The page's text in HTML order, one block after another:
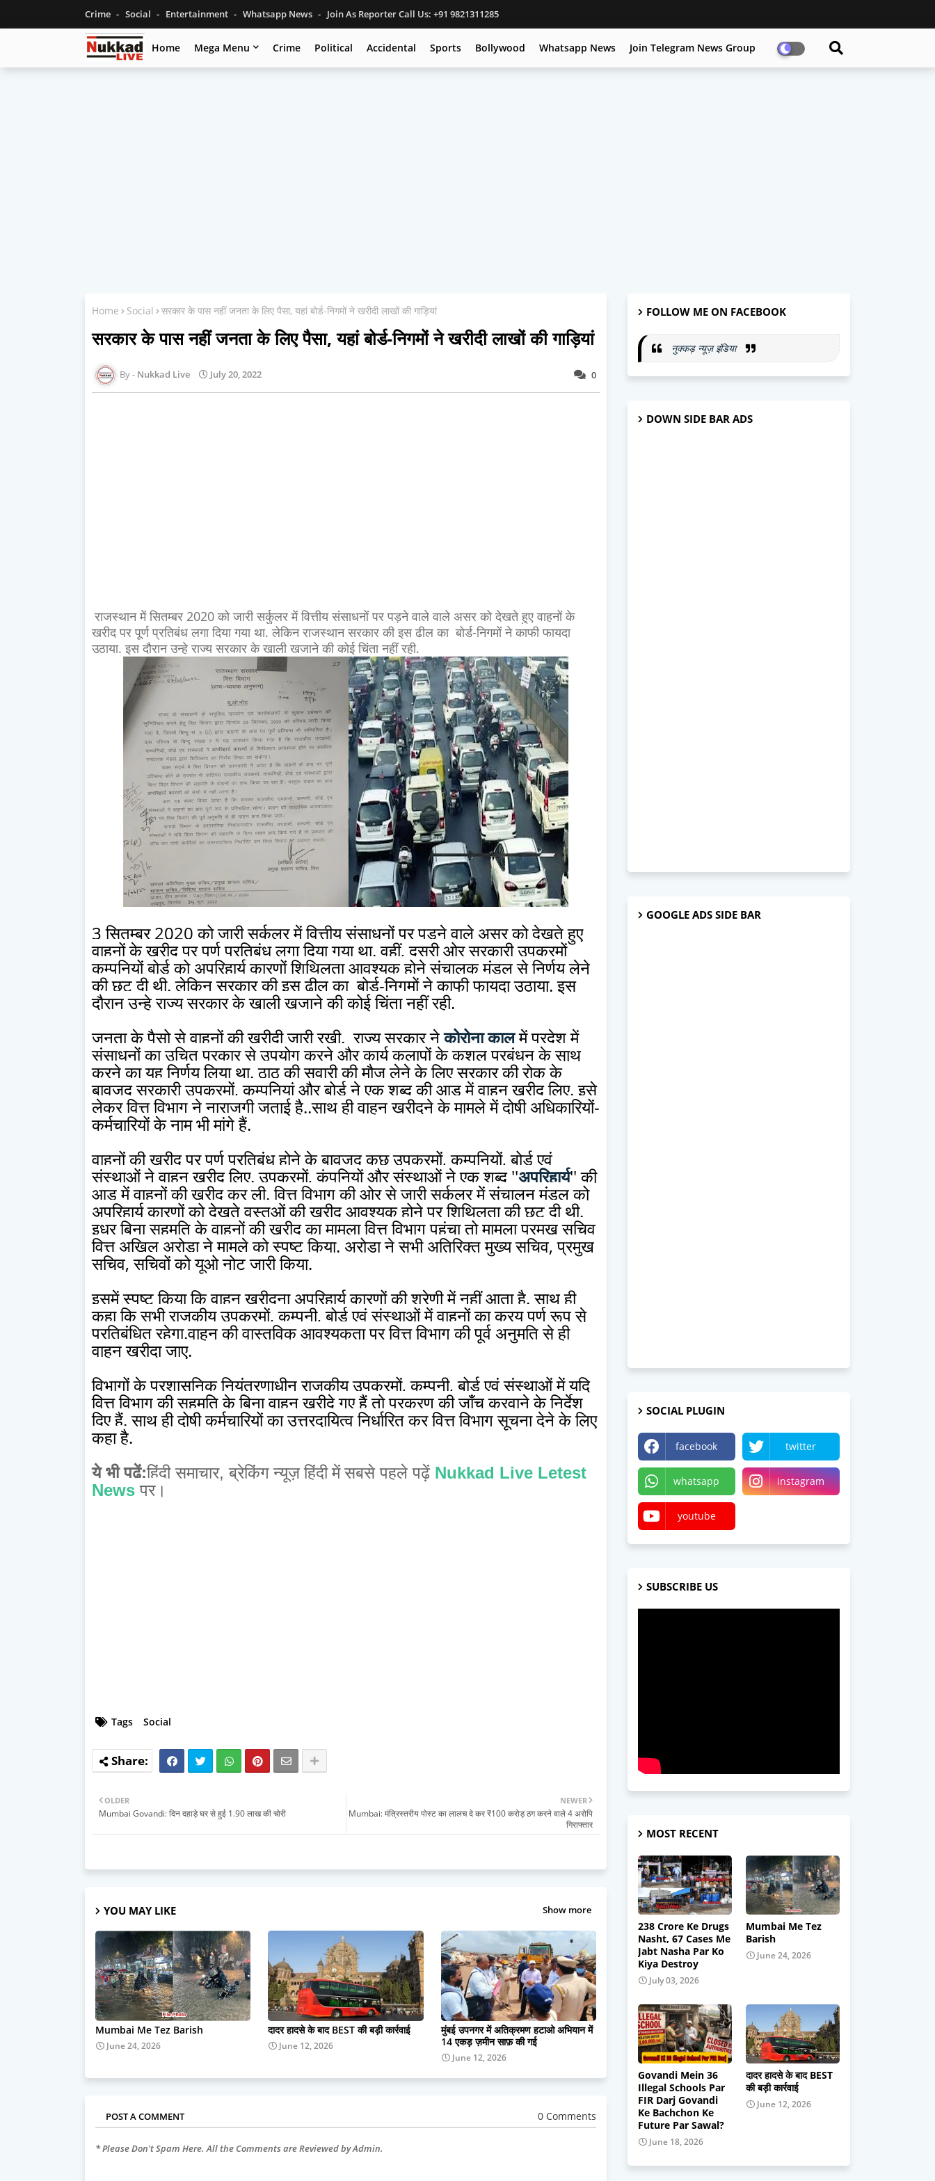
Crime Social Entertainment Whatsapp News Join As Reporter Call Us: +91 9821311285
Home Mega Menu Crime Political Accidental Sports Bollywood Whatsapp News Join Telegram News Group
Home Social सरकार के पास नहीं जनता के लिए पैसा, यहां बोर्ड-निगमों ने खरीदी लाखों की गाड़ियां
सरकार के पास नहीं जनता के लिए पैसा, यहां बोर्ड-निगमों ने खरीदी लाखों की गाड़ियां
0
Nukkad Live July 20, 2022
राजस्थान में सितम्बर 2020 को जारी सर्कुलर में वित्तीय संसाधनों पर पड़ने वाले वाले असर को देखते हुए वाहनों के
खरीद पर पूर्ण प्रतिबंध लगा दिया गया था. लेकिन राजस्थान सरकार की इस ढील का बोर्ड-निगमों ने काफी फायदा
उठाया. इस दौरान उन्हे राज्य सरकार के खाली खजाने की कोई चिंता नहीं रही.
3 सितम्बर 2020 को जारी सर्कुलर में वित्तीय संसाधनों पर पड़ने वाले असर को देखते हुए
वाहनों के खरीद पर पूर्ण प्रतिबंध लगा दिया गया था. वहीं, दूसरी ओर सरकारी उपक्रमों
कम्पनियों बोर्ड को अपरिहार्य कारणों शिथिलता आवश्यक होने संचालक मंडल से निर्णय लेने
की छूट दी थी. लेकिन सरकार की इस ढील का बोर्ड-निगमों ने काफी फायदा उठाया. इस
दौरान उन्हे राज्य सरकार के खाली खजाने की कोई चिंता नहीं रही.
जनता के पैसो से वाहनों की खरीदी जारी रखी. राज्य सरकार नेकोरोना कालमें प्रदेश में
संसाधनों का उचित प्रकार से उपयोग करने और कार्य कलापों के कुशल प्रबंधन के साथ
करने का यह निर्णय लिया था. ठाठ की सवारी की मौज लेने के लिए सरकार की रोक के
बावजूद सरकारी उपक्रमों, कम्पनियां और बोर्ड ने एक शब्द की आड़ में वाहन खरीद लिए. इसे
लेकर वित्त विभाग ने नाराजगी जताई है..साथ ही वाहन खरीदने के मामले में दोषी अधिकारियों-
कर्मचारियों के नाम भी मांगे हैं.
वाहनों की खरीद पर पूर्ण प्रतिबंध होने के बावजूद कुछ उपक्रमों, कम्पनियों, बोर्ड एवं
संस्थाओं ने वाहन खरीद लिए. उपक्रमों, कंपनियों और संस्थाओं ने एक शब्द ''अपरिहार्य'' की
आड़ में वाहनों की खरीद कर ली. वित्त विभाग की ओर से जारी सर्कुलर में संचालन मंडल को
अपरिहार्य कारणों को देखते वस्तुओं की खरीद आवश्यक होने पर शिथिलता की छूट दी थी.
इधर बिना सहमति के वाहनों की खरीद का मामला वित्त विभाग पहुंचा तो मामला प्रमुख सचिव
वित्त अखिल अरोड़ा ने मामले को स्पष्ट किया. अरोडा ने सभी अतिरिक्त मुख्य सचिव, प्रमुख
सचिव, सचिवों को यूओ नोट जारी किया.
इसमें स्पष्ट किया कि वाहन खरीदना अपरिहार्य कारणों की श्रेणी में नहीं आता है. साथ ही
कहा कि सभी राजकीय उपक्रमों, कम्पनी, बोर्ड एवं संस्थाओं में वाहनों का क्रय पूर्ण रूप से
प्रतिबंधित रहेगा.वाहन की वास्तविक आवश्यकता पर वित्त विभाग की पूर्व अनुमति से ही
वाहन खरीदा जाए.
विभागों के प्रशासनिक नियंत्रणाधीन राजकीय उपक्रमों, कम्पनी, बोर्ड एवं संस्थाओं में यदि
वित्त विभाग की सहमति के बिना वाहन खरीदे गए हैं तो प्रकरण की जाँच करवाने के निर्देश
दिए हैं. साथ ही दोषी कर्मचारियों का उत्तरदायित्व निर्धारित कर वित्त विभाग सूचना देने के लिए
कहा है.
ये भी पढ़ें:हिंदी समाचार, ब्रेकिंग न्यूज़ हिंदी मेंसबसे पहले पढ़ें Nukkad Live Letest
News पर।
Tags Social
NEWER
Mumbai: मंत्रिस्तरीय पोस्ट का लालच दे कर ₹100 करोड़ ठग करने वाले 4 अरोपि
गिराफ्तार
OLDER
Mumbai Govandi: दिन दहाड़े घर से हुई 1.90 लाख की चोरी
YOU MAY LIKE Show more
Mumbai Me Tez Barish
June 24, 2026
दादर हादसे के बाद BEST की बड़ी कार्रवाई
June 12, 2026
मुंबई उपनगर में अतिक्रमण हटाओ अभियान में
14 एकड़ ज़मीन साफ़ की गई
June 12, 2026
POST A COMMENT 0 Comments
* Please Don't Spam Here. All the Comments are Reviewed by Admin.
FOLLOW ME ON FACEBOOK
नुक्कड़ न्यूज़ इंडिया
DOWN SIDE BAR ADS
GOOGLE ADS SIDE BAR
SOCIAL PLUGIN
facebook twitter
whatsapp instagram
youtube
SUBSCRIBE US
MOST RECENT
238 Crore Ke Drugs
Nasht, 67 Cases Me
Jabt Nasha Par Ko
Kiya Destroy
July 03, 2026
Mumbai Me Tez
Barish
June 24, 2026
Govandi Mein 36
Illegal Schools Par
FIR Darj Govandi
Ke Bachchon Ke
Future Par Sawal?
June 18, 2026
दादर हादसे के बाद BEST
की बड़ी कार्रवाई
June 12, 2026